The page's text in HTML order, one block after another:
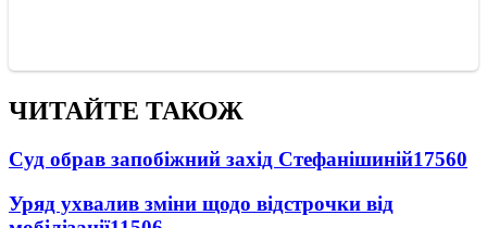
ЧИТАЙТЕ ТАКОЖ
Суд обрав запобіжний захід Стефанішиній17560
Уряд ухвалив зміни щодо відстрочки від